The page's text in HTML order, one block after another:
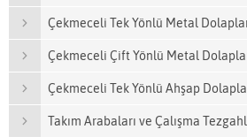
Çekmeceli Tek Yönlü Metal
Çekmeceli Çift Yönlü Metal
Çekmeceli Tek Yönlü Ahşap
Takım Arabaları ve Çalışma